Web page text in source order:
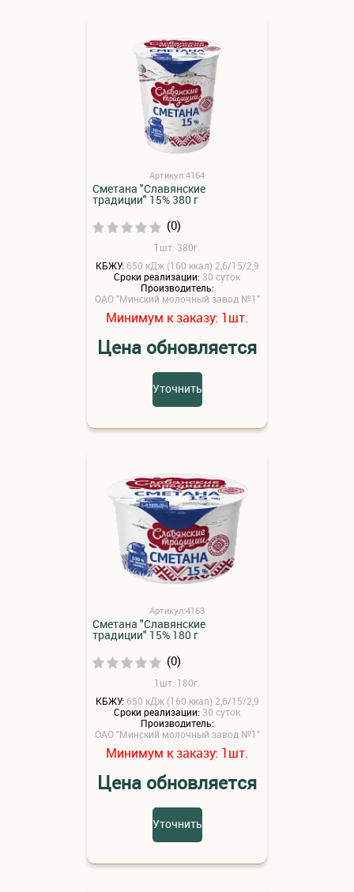
Артикул:4164
Сметана "Славянские
традиции" 15% 380 г
(0)
1шт: 380г.
КБЖУ: 650 кДж (160 ккал) 2,6/15/2,9
Сроки реализации: 30 суток
Производитель:
ОАО "Минский молочный завод №1"
Минимум к заказу: 1шт.
Цена обновляется
Уточнить
Артикул:4163
Сметана "Славянские
традиции" 15% 180 г
(0)
1шт: 180г.
КБЖУ: 650 кДж (160 ккал) 2,6/15/2,9
Сроки реализации: 30 суток
Производитель:
ОАО "Минский молочный завод №1"
Минимум к заказу: 1шт.
Цена обновляется
Уточнить